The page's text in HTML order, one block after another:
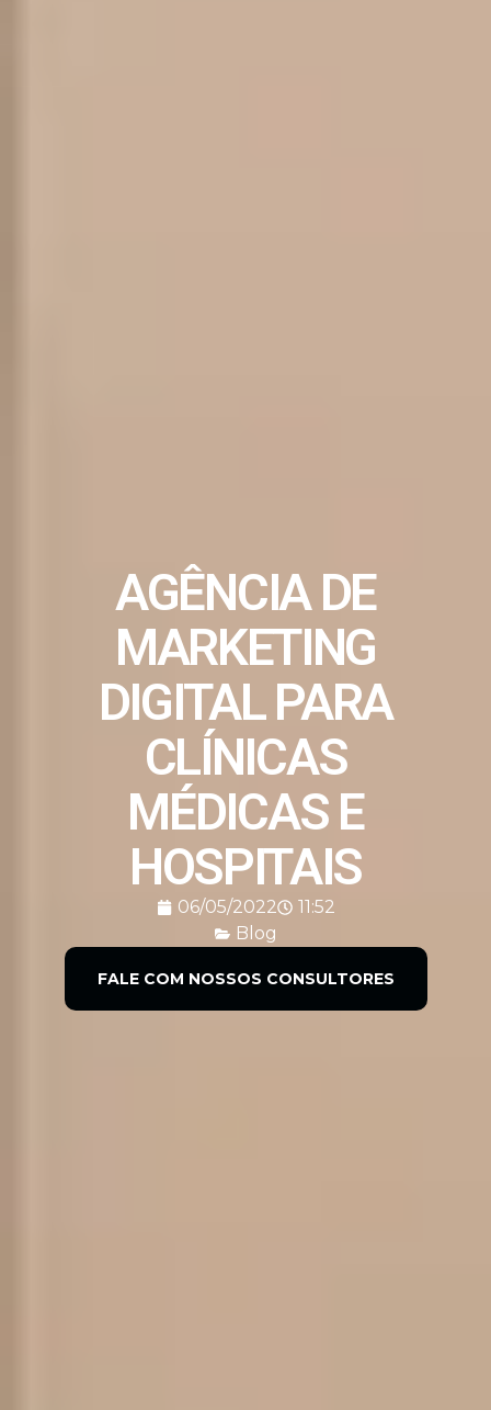
AGÊNCIA DE
MARKETING
DIGITAL PARA
CLÍNICAS
MÉDICAS E
HOSPITAIS
06/05/2022
11:52
Blog
FALE COM NOSSOS CONSULTORES